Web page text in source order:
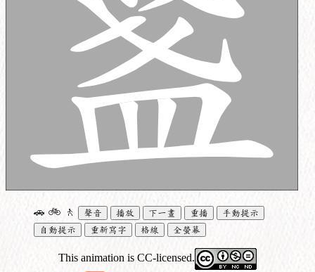
🚗 🚲 🚶 聲音 播放 下一畫 重播
手動提示
自動提示
重新寫字 格線 全螢幕
This animation is CC-licensed.